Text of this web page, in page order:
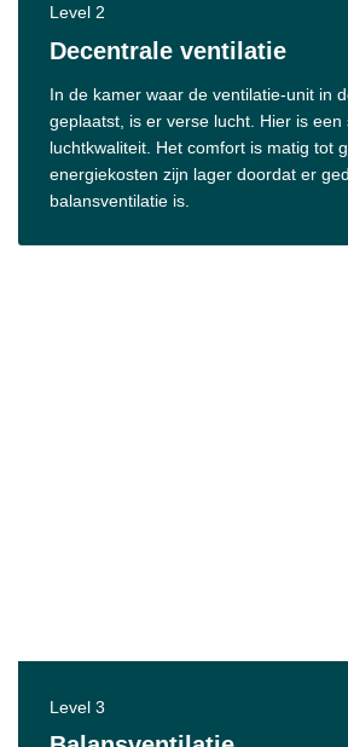
Level 2
Decentrale ventilatie
In de kamer waar de ventilatie-unit in
geplaatst, is er verse lucht. Hier is
luchtkwaliteit. Het comfort is matig tot
energiekosten zijn lager doordat er
balansventilatie is.
Level 3